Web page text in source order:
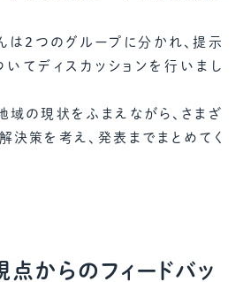
は2つのグループに分かれ、提示
てディスカッションを行いまし
域の現状をふまえながら、さまざ
決策を考え、発表までまとめてく
点からのフィードバッ